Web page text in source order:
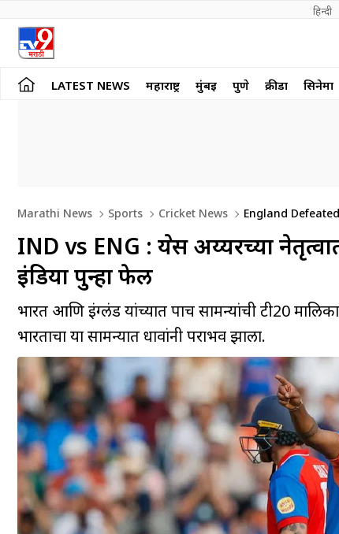
हिन्दी
LATEST NEWS महाराष्ट्र मुंबई पुणे क्रीडा सिनेमा
Marathi News Sports Cricket News England
IND vs ENG : श्रेयस अय्यरच्या
इंडिया पुन्हा फेल
भारत आणि इंग्लंड यांच्यात पाच सामन्यांची टी20
भारताचा या सामन्यात धावांनी पराभव झाला.